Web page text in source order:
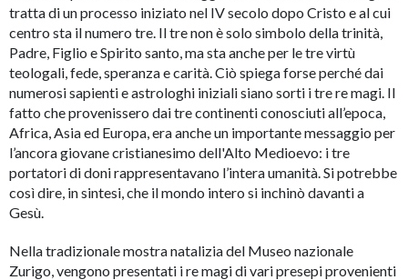
tratta di un processo iniziato nel IV secolo dopo Cristo e al cui
centro sta il numero tre. Il tre non è solo simbolo della trinità,
Padre, Figlio e Spirito santo, ma sta anche per le tre virtù
teologali, fede, speranza e carità. Ciò spiega forse perché dai
numerosi sapienti e astrologhi iniziali siano sorti i tre re magi. Il
fatto che provenissero dai tre continenti conosciuti all’epoca,
Africa, Asia ed Europa, era anche un importante messaggio per
l’ancora giovane cristianesimo dell'Alto Medioevo: i tre
portatori di doni rappresentavano l’intera umanità. Si potrebbe
così dire, in sintesi, che il mondo intero si inchinò davanti a
Gesù.
Nella tradizionale mostra natalizia del Museo nazionale
Zurigo, vengono presentati i re magi di vari presepi provenienti